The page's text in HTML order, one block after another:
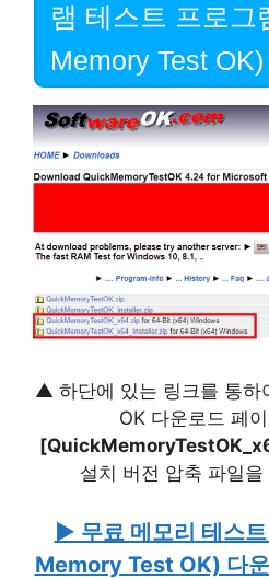
램 테스트 프로그
Memory Test OK)
▲ 하단에 있는 링크를 통
OK 다운로드 페
설치 버전 압축 파일
▶ 무료 메모리 테스
Memory Test OK) 다